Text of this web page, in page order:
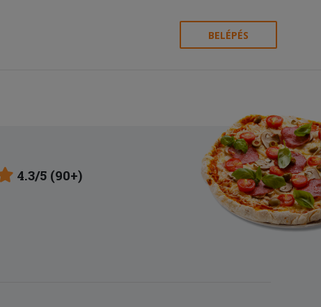
BELÉPÉS
4.3/5 (90+)